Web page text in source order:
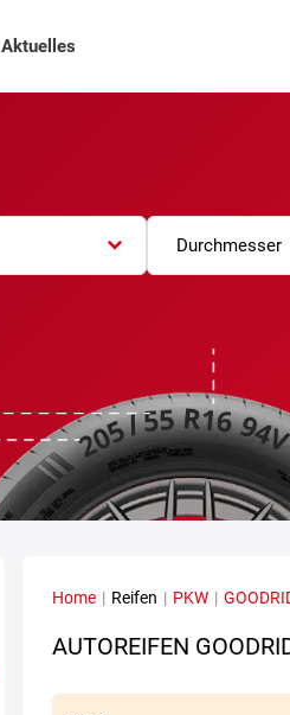
Aktuelles
Durchmesser
Home | Reifen | PKW |
AUTOREIFEN